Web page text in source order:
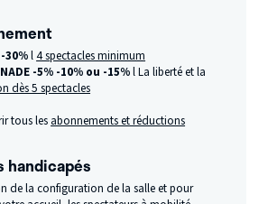
30%l4 spectacles minimum
-5% -10% ou -15%l La liberté et la
dès 5 spectacles
tous les abonnements et réductions
handicapés
de la configuration de la salle et pour